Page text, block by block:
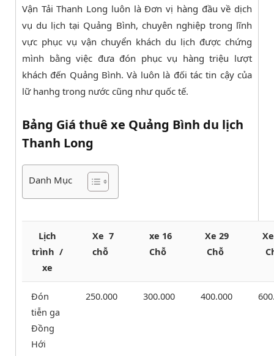
Vận Tải Thanh Long luôn là Đơn vị hàng đầu về dịch
vụ du lịch tại Quảng Bình, chuyên nghiệp trong lĩnh
vực phục vụ vận chuyển khách du lịch được chứng
mình bằng việc đưa đón phục vụ hàng triệu lượt
khách đến Quảng Bình. Và luôn là đối tác tin cậy của
lữ hanhg trong nước cũng như quốc tế.
Bảng Giá thuê xe Quảng Bình du lịch
Thanh Long
Danh Mục
Lịch
trình /
xe
Xe 7
chỗ
xe 16
Chỗ
Xe 29
Chỗ
Đón
tiễn ga
Đồng
Hới
250.000 300.000 400.000